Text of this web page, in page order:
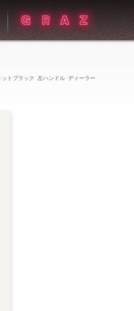
お客様の声
ットブラック 左ハンドル ディーラー
フィギュアドアッシュウッドインテ
ミネーティングドアシルプレート
Referenceシステム